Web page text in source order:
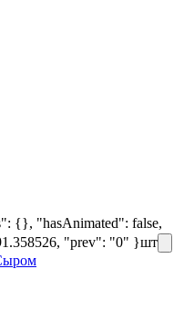
{}, "hasAnimated": false,
"prev": "0" }шт